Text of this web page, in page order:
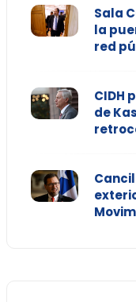
Sala
la
red
CIDH
de